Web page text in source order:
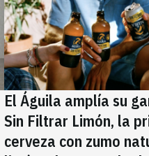
El Águila amplía su
Sin Filtrar Limón, la
cerveza con zumo